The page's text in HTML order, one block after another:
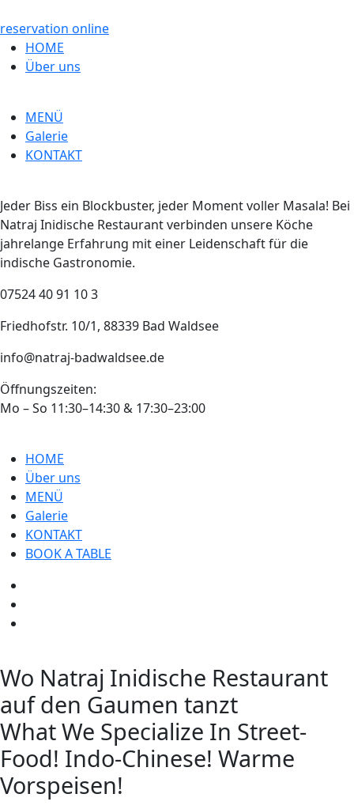
reservation online
HOME
Über uns
MENÜ
Galerie
KONTAKT
Jeder Biss ein Blockbuster, jeder Moment voller Masala! Bei
Natraj Inidische Restaurant verbinden unsere Köche
jahrelange Erfahrung mit einer Leidenschaft für die
indische Gastronomie.
07524 40 91 10 3
Friedhofstr. 10/1, 88339 Bad Waldsee
info@natraj-badwaldsee.de
Öffnungszeiten:
Mo – So 11:30–14:30 & 17:30–23:00
HOME
Über uns
MENÜ
Galerie
KONTAKT
BOOK A TABLE
Wo Natraj Inidische Restaurant
auf den Gaumen tanzt
What We Specialize In Street-
Food! Indo-Chinese! Warme
Vorspeisen!